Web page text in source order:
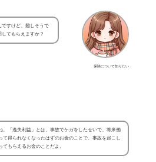
保険について知りたい
ですけど、難しそうで
てもらえますか？
。「逸失利益」とは、事故でケガをしたせいで、将来働
て得られなくなったはずのお金のことで、事故を起こし
てもらえるお金のことだよ。